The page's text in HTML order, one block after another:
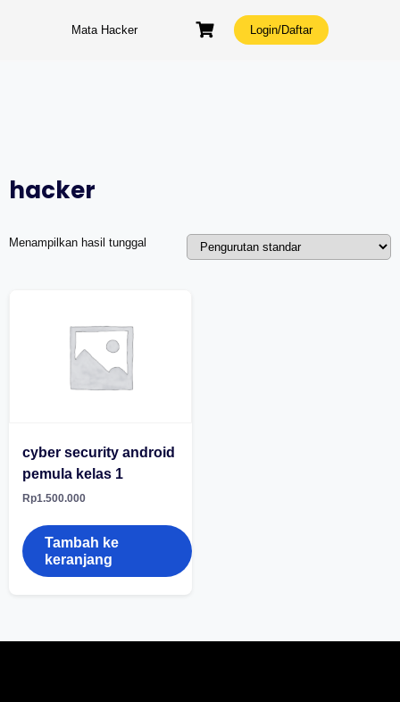
Mata Hacker Login/Daftar
hacker
Menampilkan hasil tunggal
cyber security android
pemula kelas 1
Rp1.500.000
Tambah ke
keranjang